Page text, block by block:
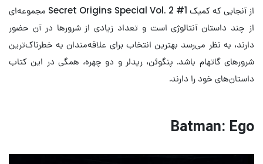
از آنجایی که کمیک Secret Origins Special Vol. 2 #1 مجموعه‌ای
از چند داستان آنتالوژی است و تعداد زیادی از شرورها در آن حضور
دارند، به نظر می‌رسد بهترین انتخاب برای علاقه‌مندان به خطرناک‌ترین
شرورهای گاتهام باشد. پنگوئن، ریدلر و دو چهره، همگی در این کتاب
داستان‌های خود را دارند.
Batman: Ego